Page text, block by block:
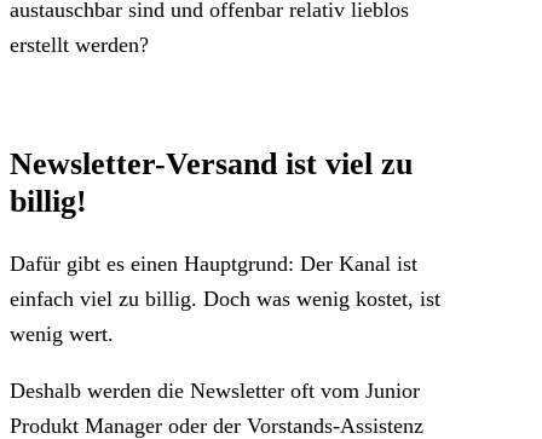
austauschbar sind und offenbar relativ lieblos
erstellt werden?
Newsletter-Versand ist viel zu
billig!
Dafür gibt es einen Hauptgrund: Der Kanal ist
einfach viel zu billig. Doch was wenig kostet, ist
wenig wert.
Deshalb werden die Newsletter oft vom Junior
Produkt Manager oder der Vorstands-Assistenz